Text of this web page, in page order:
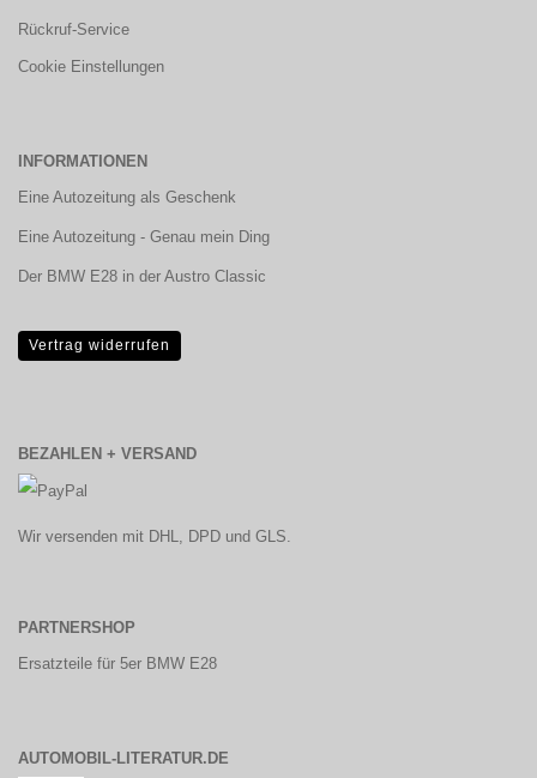
Rückruf-Service
Cookie Einstellungen
INFORMATIONEN
Eine Autozeitung als Geschenk
Eine Autozeitung - Genau mein Ding
Der BMW E28 in der Austro Classic
Vertrag widerrufen
BEZAHLEN + VERSAND
Wir versenden mit DHL, DPD und GLS.
PARTNERSHOP
Ersatzteile für 5er BMW E28
AUTOMOBIL-LITERATUR.DE